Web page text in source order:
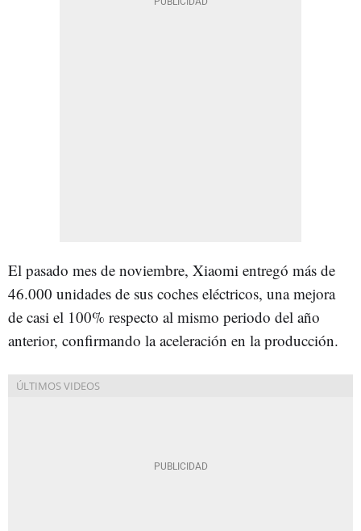
El pasado mes de noviembre, Xiaomi entregó más de
46.000 unidades de sus coches eléctricos, una mejora
de casi el 100% respecto al mismo periodo del año
anterior, confirmando la aceleración en la producción.